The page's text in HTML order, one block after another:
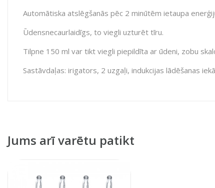
Automātiska atslēgšanās pēc 2 minūtēm ietaupa
Ūdensnecaurlaidīgs, to viegli uzturēt tīru.
Tilpne 150 ml var tikt viegli piepildīta ar ūdeni, zobu
Sastāvdaļas: irigators, 2 uzgaļi, indukcijas lādēšanas
Jums arī varētu patikt